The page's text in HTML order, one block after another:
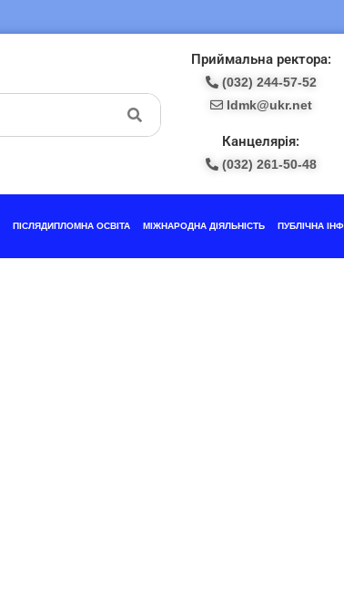
Приймальна ректора:
(032) 244-57-52
ldmk@ukr.net
Канцелярія:
(032) 261-50-48
ПІСЛЯДИПЛОМНА ОСВІТА МІЖНАРОДНА ДІЯЛЬНІСТЬ ПУБЛІЧНА